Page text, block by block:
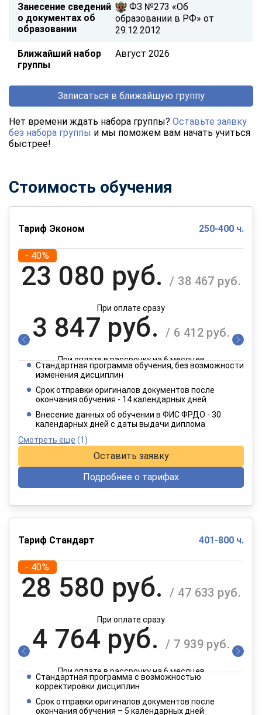
Занесение сведений
о документах об
образовании
ФЗ №273 «Об
образовании в РФ» от
29.12.2012
Ближайший набор
группы
Август 2026
Записаться в ближайшую группу
Нет времени ждать набора группы? Оставьте заявку
без набора группы и мы поможем вам начать учиться
быстрее!
Стоимость обучения
Тариф Эконом 250-400 ч.
- 40%
23 080 руб. / 38 467 руб.
При оплате сразу
3 847 руб. / 6 412 руб.
При оплате в рассрочку на 6 месяцев
1 924 руб.
При оплате в рассрочку на 12 месяцев
Стандартная программа обучения, без возможности
изменения дисциплин
Срок отправки оригиналов документов после
окончания обучения - 14 календарных дней
Внесение данных об обучении в ФИС ФРДО - 30
календарных дней с даты выдачи диплома
Смотреть еще (1)
Оставить заявку
Подробнее о тарифах
Тариф Стандарт 401-800 ч.
- 40%
28 580 руб. / 47 633 руб.
При оплате сразу
4 764 руб. / 7 939 руб.
При оплате в рассрочку на 6 месяцев
2 382 руб.
Стандартная программа с возможностью
корректировки дисциплин
Срок отправки оригиналов документов после
окончания обучения – 5 календарных дней